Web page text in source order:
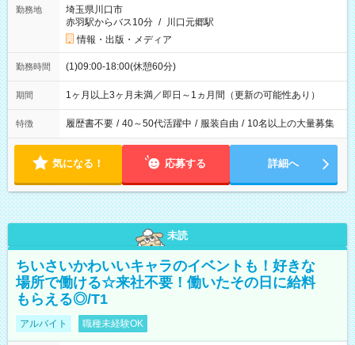
勤務地
埼玉県川口市
赤羽駅からバス10分 / 川口元郷駅
情報・出版・メディア
勤務時間 (1)09:00-18:00(休憩60分)
期間 1ヶ月以上3ヶ月未満／即日～1ヵ月間（更新の可能性あり）
特徴 履歴書不要 / 40～50代活躍中 / 服装自由 / 10名以上の大量募集
気になる！ 応募する 詳細へ
未読
ちいさいかわいいキャラのイベントも！好きな
場所で働ける☆来社不要！働いたその日に給料
もらえる◎/T1
アルバイト 職種未経験OK